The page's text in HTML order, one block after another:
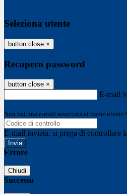
Seleziona utente
button close ×
Recupero password
button close ×
E-mail
Non hai una e-mail associata al nome
E-mail inviata, si prega di controllare
Errore
Chiudi
Successo